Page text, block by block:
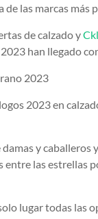
de las marcas
de calzado y
han llegado
2023
2023 en
y
entre las estrellas
lugar todas las